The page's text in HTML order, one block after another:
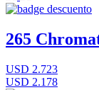
265
USD 2.723
USD 2.178